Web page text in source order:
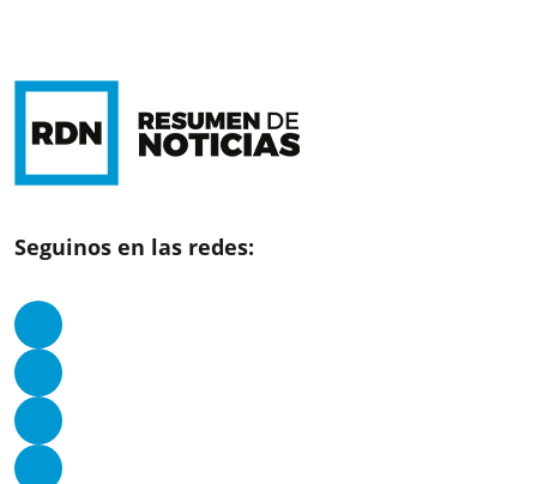
Seguinos en las redes: